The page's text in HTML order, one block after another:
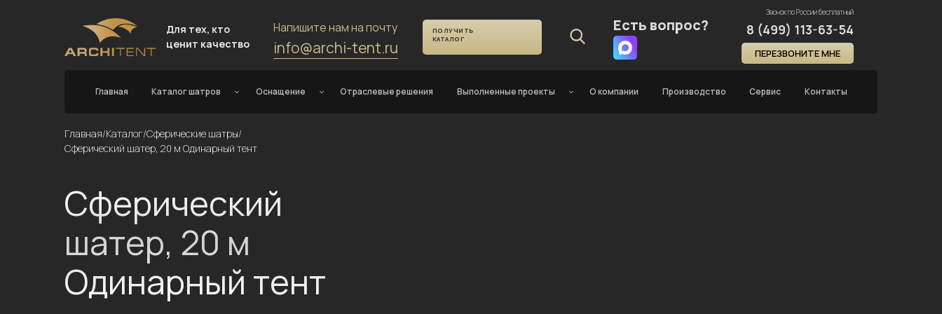
Для тех, кто
ценит качество
Напишите нам на почту
info@archi-tent.ru
ПОЛУЧИТЬ
КАТАЛОГ
Есть вопрос?
Звонок по России бесплатный
8 (499) 113-63-54
ПЕРЕЗВОНИТЕ МНЕ
Главная Каталог шатров Оснащение Отраслевые решения Выполненные проекты О компании Производство Сервис Контакты
Главная/Каталог/Сферические шатры/
Сферический шатер, 20 м Одинарный тент
Сферический
шатер, 20 м
Одинарный тент